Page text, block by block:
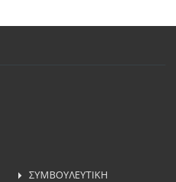
ΣΥΜΒΟΥΛΕΥΤΙΚH